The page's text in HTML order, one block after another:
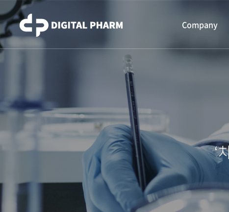
주메뉴 바로가기
컨텐츠 바로가기
Company
‘